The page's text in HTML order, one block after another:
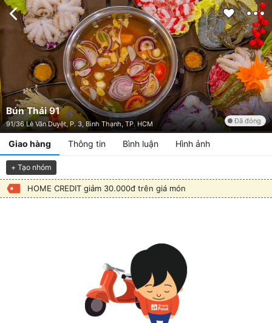
Bún Thái 91
91/36 Lê Văn Duyệt, P. 3, Bình Thạnh, TP. HCM Đã đóng
Giao hàng Thông tin Bình luận Hình ảnh
+ Tạo nhóm
HOME CREDIT giảm 30.000đ trên giá món